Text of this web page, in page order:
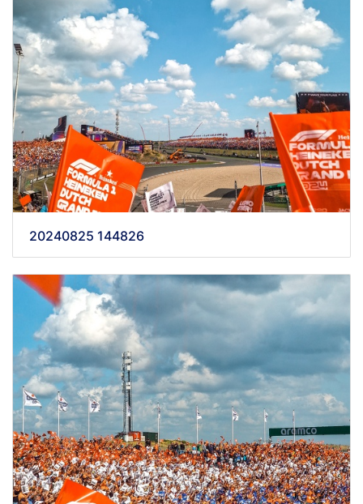
20240825 144826